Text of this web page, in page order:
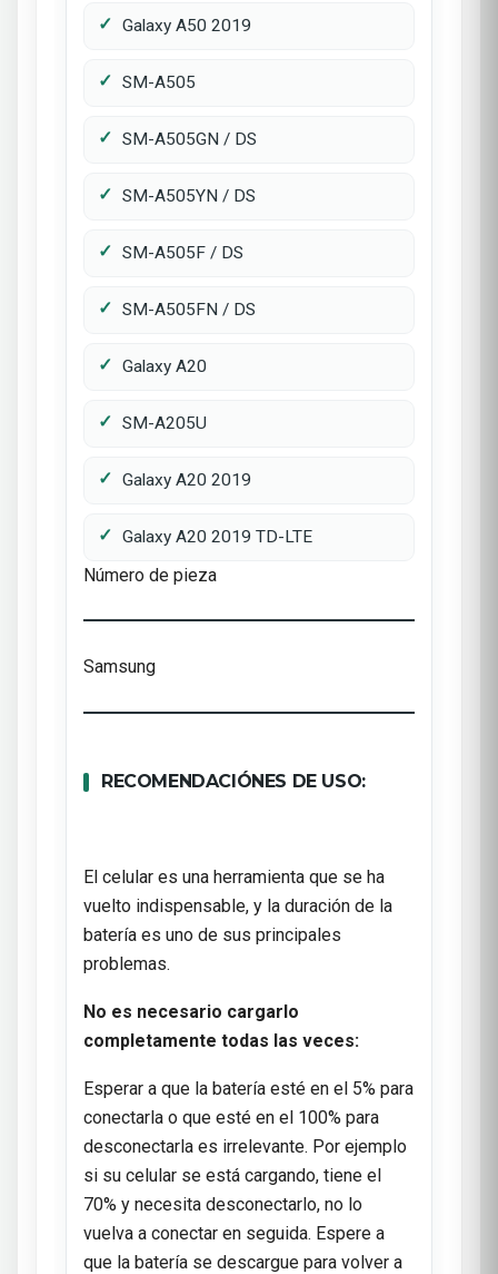
Galaxy A50 2019
SM-A505
SM-A505GN / DS
SM-A505YN / DS
SM-A505F / DS
SM-A505FN / DS
Galaxy A20
SM-A205U
Galaxy A20 2019
Galaxy A20 2019 TD-LTE
Número de pieza
Samsung
RECOMENDACIÓNES DE USO:
El celular es una herramienta que se ha
vuelto indispensable, y la duración de la
batería es uno de sus principales
problemas.
No es necesario cargarlo
completamente todas las veces:
Esperar a que la batería esté en el 5% para
conectarla o que esté en el 100% para
desconectarla es irrelevante. Por ejemplo
si su celular se está cargando, tiene el
70% y necesita desconectarlo, no lo
vuelva a conectar en seguida. Espere a
que la batería se descargue para volver a